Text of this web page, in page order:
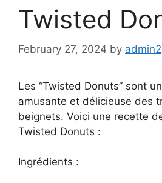
Twisted
February 27, 2024 by admin2
Les “Twisted Donuts” sont
amusante et délicieuse des
beignets. Voici une recette
Twisted Donuts :
Ingrédients :